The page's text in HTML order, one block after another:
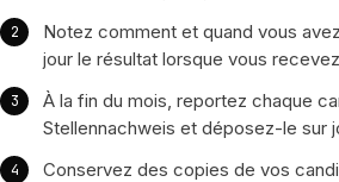
Notez comment et quand vous
jour le résultat lorsque vous
À la fin du mois, reportez chaque
Stellennachweis et déposez-le sur
Conservez des copies de vos